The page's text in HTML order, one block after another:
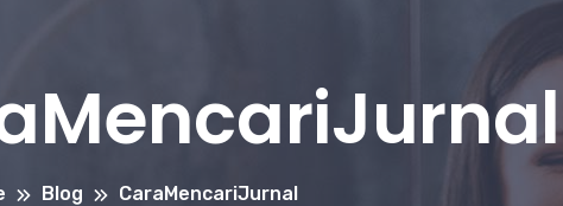
Blog CaraMencariJurnal